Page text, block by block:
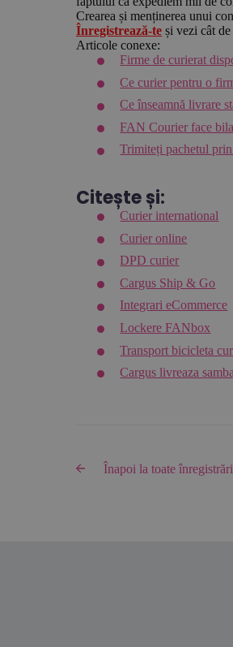
Crearea și menținerea unui
Înregistrează-te și vezi cât
Articole conexe:
Firme de curierat
Ce curier pentru o
Ce înseamnă livrare
FAN Courier face
Trimiteți pachetul
Citește și:
Curier international
Curier online
DPD curier
Cargus Ship & Go
Integrari eCommerce
Lockere FANbox
Transport bicicleta
Cargus livreaza
Înapoi la toate